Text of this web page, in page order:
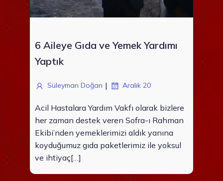
6 Aileye Gıda ve Yemek Yardımı
Yaptık
Süleyman Doğan | Aralık 20
Acil Hastalara Yardım Vakfı olarak bizlere
her zaman destek veren Sofra-ı Rahman
Ekibi’nden yemeklerimizi aldık yanına
koyduğumuz gıda paketlerimiz ile yoksul
ve ihtiyaç[…]